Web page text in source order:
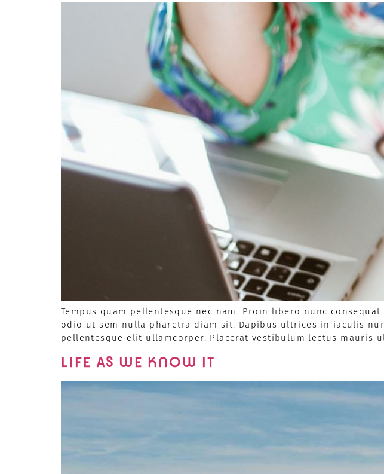
Tempus quam pellentesque nec nam. Proin libero nunc
odio ut sem nulla pharetra diam sit. Dapibus ultrices in iaculis
pellentesque elit ullamcorper. Placerat vestibulum lectus mauris
LIFE AS WE KNOW IT